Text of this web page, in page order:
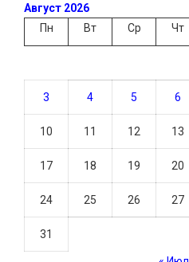
Август 2026
Пн
Вт Ср Чт
3 4 5 6
10 11 12 13
17 18 19 20
24 25 26 27
31